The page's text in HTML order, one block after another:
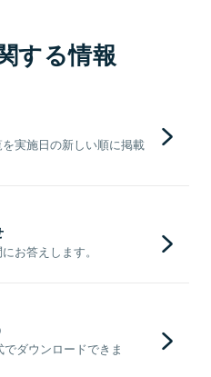
する情報
実施日の新しい順に掲載
お答えします。
ダウンロードできま